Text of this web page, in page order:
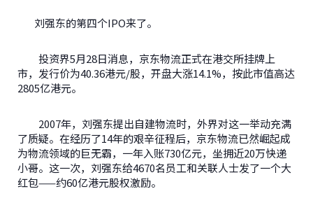
刘强东的第四个IPO来了。
投资界5月28日消息，京东物流正式在港交所挂牌上
市，发行价为40.36港元/股，开盘大涨14.1%，按此市值高达
2805亿港元。
2007年，刘强东提出自建物流时，外界对这一举动充满
了质疑。在经历了14年的艰辛征程后，京东物流已然崛起成
为物流领域的巨无霸，一年入账730亿元，坐拥近20万快递
小哥。这一次，刘强东给4670名员工和关联人士发了一个大
红包——约60亿港元股权激励。